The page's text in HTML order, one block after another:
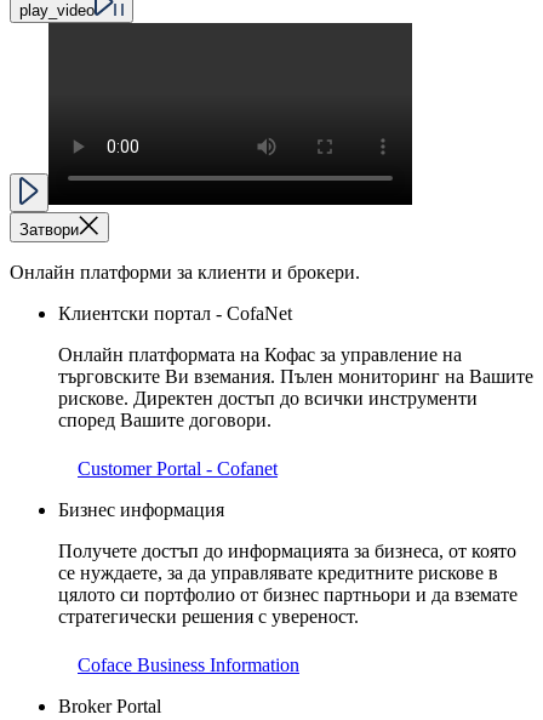
play_video
Затвори
Онлайн платформи за клиенти и брокери.
Клиентски портал - CofaNet
Онлайн платформата на Кофас за управление на
търговските Ви вземания. Пълен мониторинг на Вашите
рискове. Директен достъп до всички инструменти
според Вашите договори.
Customer Portal - Cofanet
Бизнес информация
Получете достъп до информацията за бизнеса, от която
се нуждаете, за да управлявате кредитните рискове в
цялото си портфолио от бизнес партньори и да вземате
стратегически решения с увереност.
Coface Business Information
Broker Portal